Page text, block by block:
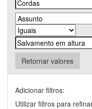
Retornar valores
Adicionar filtros:
Utilizar filtros para